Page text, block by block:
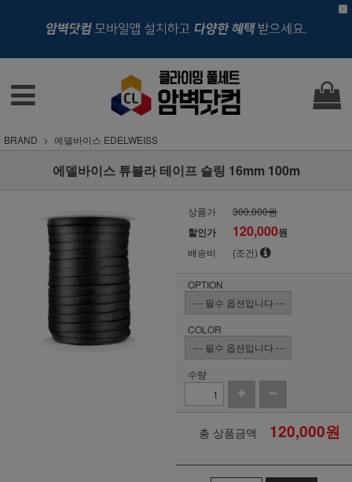
BRAND 에델바이스 EDELWEISS
에델바이스 튜블라 테이프 슬링 16mm 100m
상품가 300,000원
할인가 120,000원
배송비 (조건)
OPTION
COLOR
수량
총 상품금액 120,000원